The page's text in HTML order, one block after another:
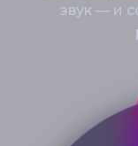
звук — и